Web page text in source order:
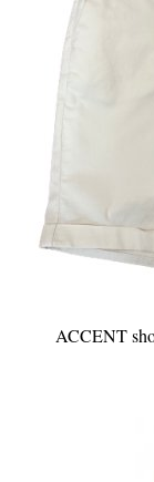
ACCENT